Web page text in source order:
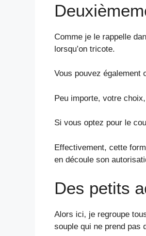
Comme je le rappelle
lorsqu’on tricote.
Vous pouvez également
Peu importe, votre
Si vous optez pour le
Effectivement, cette
en découle son
Des petits
Alors ici, je regroupe
souple qui ne prend pas